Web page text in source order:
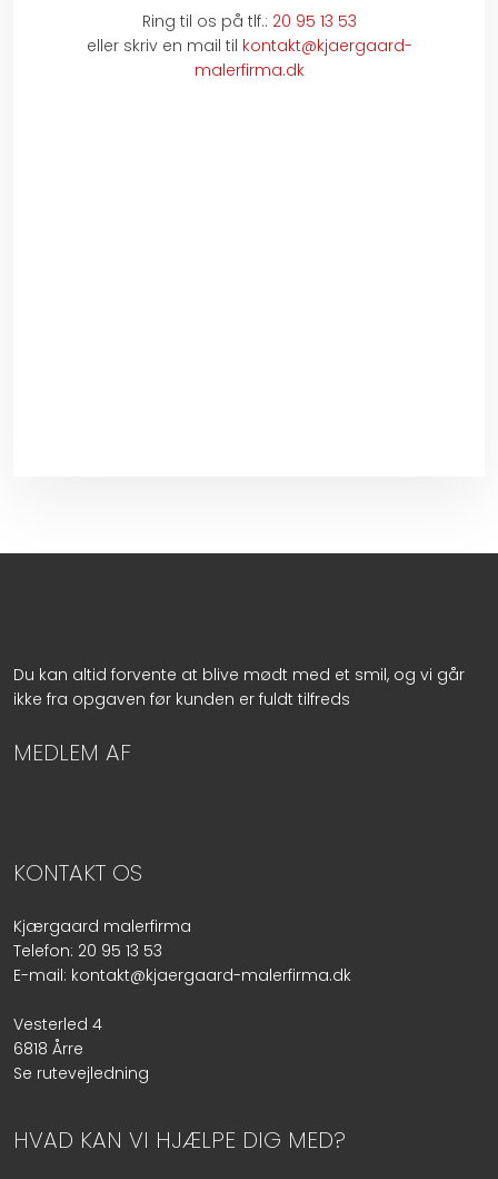
Ring til os på tlf.: 20 95 13 53
​eller skriv en mail til kontakt@kjaergaard-
malerfirma.dk
Du kan altid forvente at blive mødt med et smil, og vi går
ikke fra opgaven før kunden er fuldt tilfreds
​MEDLEM AF
KONTAKT OS
Kjærgaard malerfirma
Telefon: 20 95 13 53
E-mail: kontakt@kjaergaard-malerfirma.dk
Vesterled 4
6818 Årre
Se rutevejledning
HVAD KAN VI HJÆLPE DIG MED?